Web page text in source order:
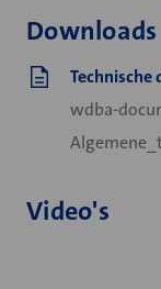
Downloads
wdba-
Video's